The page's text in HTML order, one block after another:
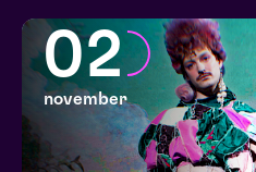
02
november